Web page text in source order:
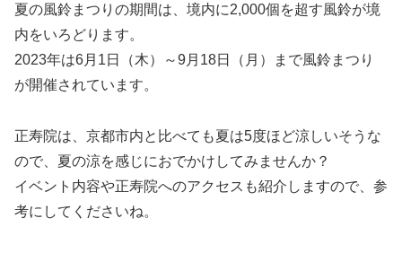
夏の風鈴まつりの期間は、境内に2,000個を超す風鈴が境
内をいろどります。
2023年は6月1日（木）～9月18日（月）まで風鈴まつり
が開催されています。
正寿院は、京都市内と比べても夏は5度ほど涼しいそうな
ので、夏の涼を感じにおでかけしてみませんか？
イベント内容や正寿院へのアクセスも紹介しますので、参
考にしてくださいね。